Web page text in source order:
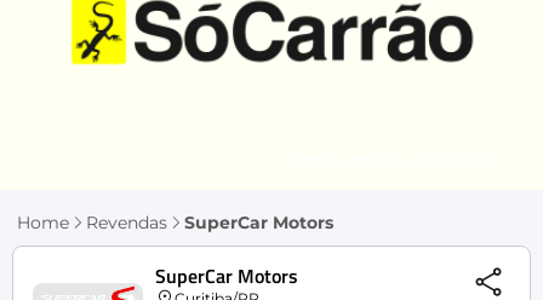
Home Revendas SuperCar Motors
SuperCar Motors